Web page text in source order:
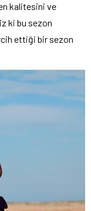
kalitesini ve
ki bu sezon
ettiği bir sezon